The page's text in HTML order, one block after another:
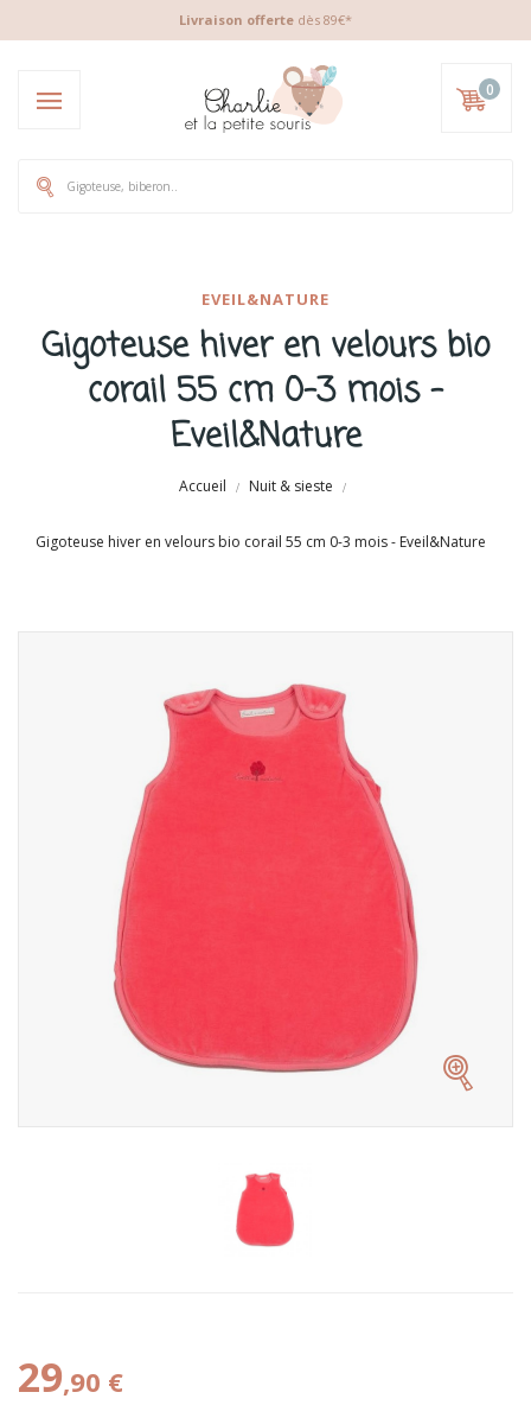
Livraison offerte dès 89€*
0
EVEIL&NATURE
Gigoteuse hiver en velours bio
corail 55 cm 0-3 mois -
Eveil&Nature
Accueil Nuit & sieste
Gigoteuse hiver en velours bio corail 55 cm 0-3 mois - Eveil&Nature
29,90 €